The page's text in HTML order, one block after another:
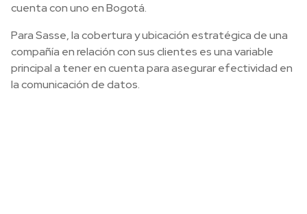
cuenta con uno en Bogotá.
Para Sasse, la cobertura y ubicación estratégica de una
compañía en relación con sus clientes es una variable
principal a tener en cuenta para asegurar efectividad en
la comunicación de datos.